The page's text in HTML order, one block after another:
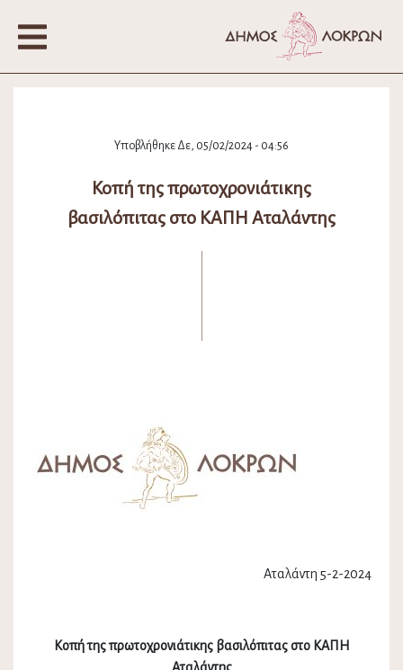
Υποβλήθηκε Δε, 05/02/2024 - 04:56
Κοπή της πρωτοχρονιάτικης
βασιλόπιτας στο ΚΑΠΗ Αταλάντης
Αταλάντη 5-2-2024
Κοπή της πρωτοχρονιάτικης βασιλόπιτας στο ΚΑΠΗ